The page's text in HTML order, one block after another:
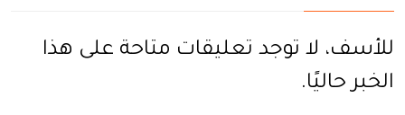
للأسف، لا توجد تعليقات متاحة على هذا
الخبر حاليًا.